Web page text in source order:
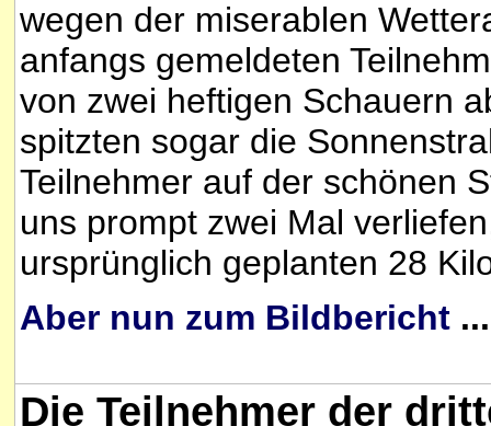
wegen der miserablen
anfangs gemeldeten
von zwei heftigen Schauern
spitzten sogar die
Teilnehmer auf der schönen
uns prompt zwei Mal
ursprünglich geplanten 28
Aber nun zum Bildbericht ...
Die Teilnehmer der